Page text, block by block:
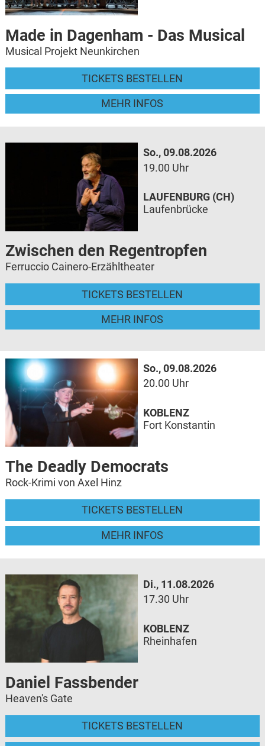
Made in Dagenham - Das Musical
Musical Projekt Neunkirchen
TICKETS BESTELLEN
MEHR INFOS
So., 09.08.2026
19.00 Uhr
Zwischen den Regentropfen
Ferruccio Cainero-Erzähltheater
TICKETS BESTELLEN
MEHR INFOS
LAUFENBURG (CH)
Laufenbrücke
So., 09.08.2026
20.00 Uhr
The Deadly Democrats
Rock-Krimi von Axel Hinz
TICKETS BESTELLEN
MEHR INFOS
KOBLENZ
Fort Konstantin
Di., 11.08.2026
17.30 Uhr
Daniel Fassbender
Heaven's Gate
TICKETS BESTELLEN
KOBLENZ
Rheinhafen